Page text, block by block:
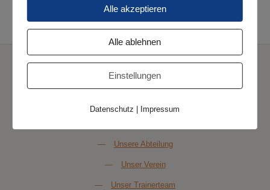
TuS Sande III – 3. Herren 2. Herren – VfL Edewecht I
Über Uns
— Unsere Abteilung
— Unser Verein
— Unser Trainerteam
Alle akzeptieren
Alle ablehnen
Einstellungen
Datenschutz Impressum